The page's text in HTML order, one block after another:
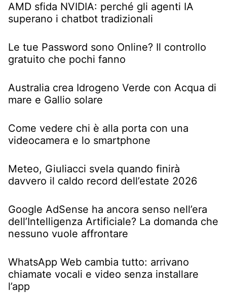
AMD sfida NVIDIA: perché gli agenti IA
superano i chatbot tradizionali
Le tue Password sono Online? Il controllo
gratuito che pochi fanno
Australia crea Idrogeno Verde con Acqua di
mare e Gallio solare
Come vedere chi è alla porta con una
videocamera e lo smartphone
Meteo, Giuliacci svela quando finirà
davvero il caldo record dell’estate 2026
Google AdSense ha ancora senso nell’era
dell’Intelligenza Artificiale? La domanda che
nessuno vuole affrontare
WhatsApp Web cambia tutto: arrivano
chiamate vocali e video senza installare
l’app